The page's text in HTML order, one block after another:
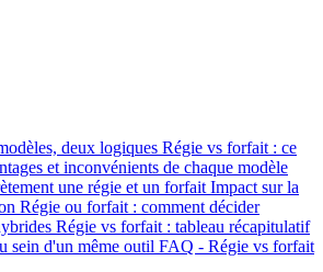
deux logiques Régie vs forfait : ce
et inconvénients de chaque modèle
une régie et un forfait Impact sur la
Régie ou forfait : comment décider
Régie vs forfait : tableau récapitulatif
sein d'un même outil FAQ - Régie vs forfait